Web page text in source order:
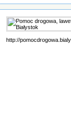
http://